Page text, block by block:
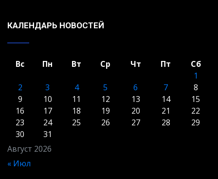
КАЛЕНДАРЬ НОВОСТЕЙ
Август 2026
Вс Пн Вт Ср Чт Пт
Сб
1
2
3 4 5 6 7
8
9
10 11 12 13 14
15
16
17 18 19 20 21
22
23
24 25 26 27 28
29
30
31
« Июл